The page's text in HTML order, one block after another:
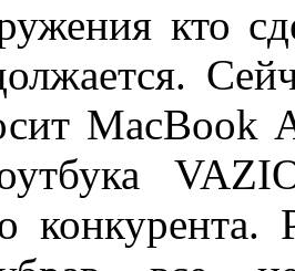
кто
конкурента.